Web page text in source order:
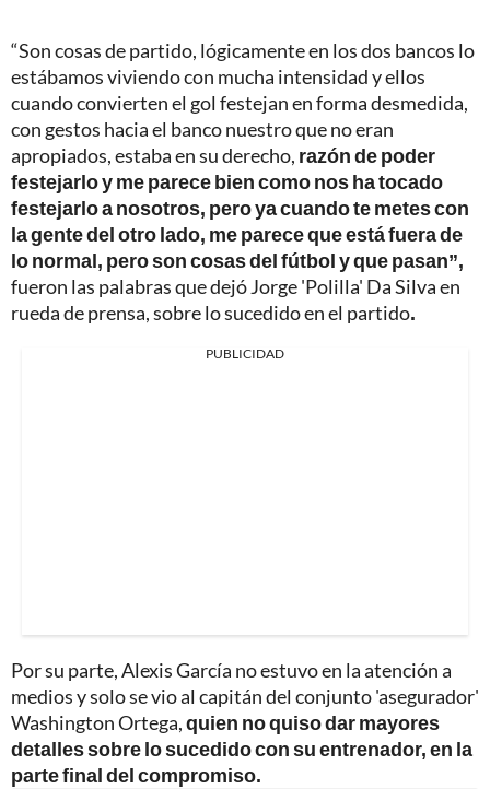
“Son cosas de partido, lógicamente en los dos bancos lo
estábamos viviendo con mucha intensidad y ellos
cuando convierten el gol festejan en forma desmedida,
con gestos hacia el banco nuestro que no eran
apropiados, estaba en su derecho, razón de poder
festejarlo y me parece bien como nos ha tocado
festejarlo a nosotros, pero ya cuando te metes con
la gente del otro lado, me parece que está fuera de
lo normal, pero son cosas del fútbol y que pasan”,
fueron las palabras que dejó Jorge 'Polilla' Da Silva en
rueda de prensa, sobre lo sucedido en el partido.
PUBLICIDAD
Por su parte, Alexis García no estuvo en la atención a
medios y solo se vio al capitán del conjunto 'asegurador'
Washington Ortega,quien no quiso dar mayores
detalles sobre lo sucedido con su entrenador, en la
parte final del compromiso.